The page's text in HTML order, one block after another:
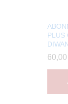
PLUS
60,00